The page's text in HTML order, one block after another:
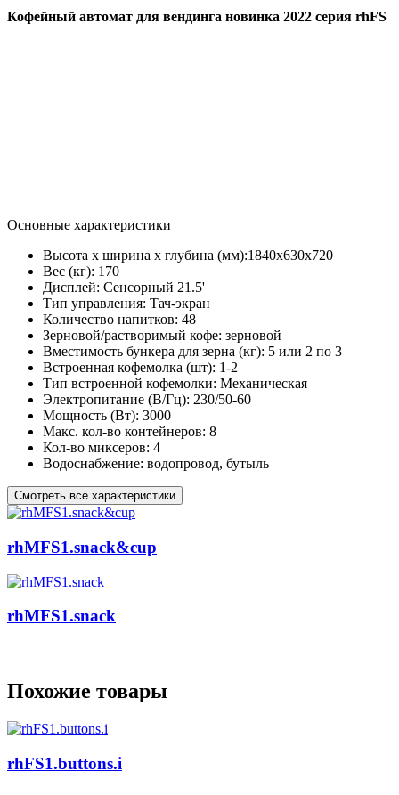
Кофейный автомат для вендинга новинка 2022 серия rhFS
Основные характеристики
Высота х ширина х глубина (мм):1840х630х720
Вес (кг): 170
Дисплей: Сенсорный 21.5'
Тип управления: Тач-экран
Количество напитков: 48
Зерновой/растворимый кофе: зерновой
Вместимость бункера для зерна (кг): 5 или 2 по 3
Встроенная кофемолка (шт): 1-2
Тип встроенной кофемолки: Механическая
Электропитание (В/Гц): 230/50-60
Мощность (Вт): 3000
Макс. кол-во контейнеров: 8
Кол-во миксеров: 4
Водоснабжение: водопровод, бутыль
Смотреть все характеристики
rhMFS1.snack&cup
rhMFS1.snack
Похожие товары
rhFS1.buttons.i